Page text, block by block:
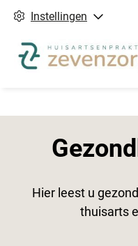
Instellingen
Hier leest u
thuisarts